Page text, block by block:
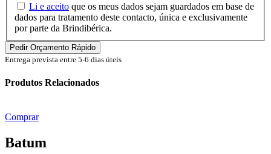
Li e aceito que os meus dados sejam guardados em base de
dados para tratamento deste contacto, única e exclusivamente
por parte da Brindibérica.
Entrega prevista entre 5-6 dias úteis
Produtos Relacionados
Comprar
Batum